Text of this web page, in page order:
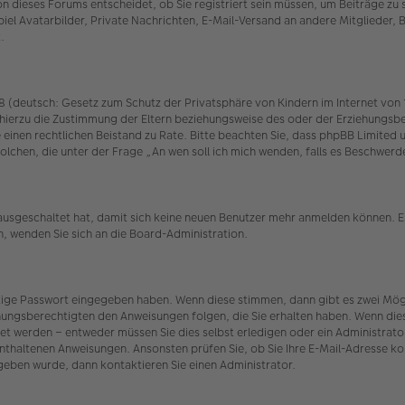
Forums entscheidet, ob Sie registriert sein müssen, um Beiträge
Avatarbilder, Private Nachrichten, E-Mail-Versand an andere
Gesetz zum Schutz der Privatsphäre von Kindern im Internet
die Zustimmung der Eltern beziehungsweise des oder der
rechtlichen Beistand zu Rate. Bitte beachten Sie, dass phpBB
die unter der Frage „An wen soll ich mich wenden, falls es
hat, damit sich keine neuen Benutzer mehr anmelden können.
wenden Sie sich an die Board-Administration.
Passwort eingegeben haben. Wenn diese stimmen, dann gibt es zwei
den Anweisungen folgen, die Sie erhalten haben. Wenn
werden – entweder müssen Sie dies selbst erledigen oder ein
Anweisungen. Ansonsten prüfen Sie, ob Sie Ihre E-Mail-
wurde, dann kontaktieren Sie einen Administrator.